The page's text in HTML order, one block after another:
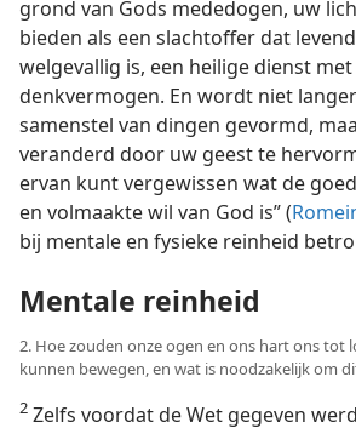
grond van Gods mededogen, uw
bieden als een slachtoffer dat
welgevallig is, een heilige dienst
denkvermogen. En wordt niet
samenstel van dingen gevormd,
veranderd door uw geest te
ervan kunt vergewissen wat de
en volmaakte wil van God is” (
bij mentale en fysieke reinheid
Mentale reinheid
2. Hoe zouden onze ogen en ons hart ons tot
kunnen bewegen, en wat is noodzakelijk om
2 Zelfs voordat de Wet gegeven